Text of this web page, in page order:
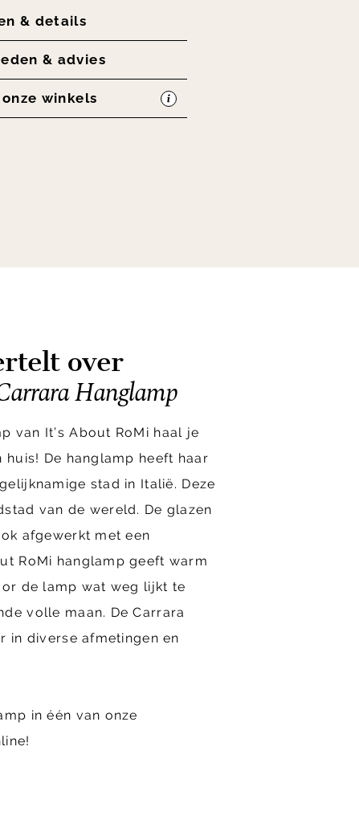
& details
& advies
winkels
over
Hanglamp
van It’s About RoMi haal je
De hanglamp heeft haar
stad in Italië. Deze
van de wereld. De glazen
afgewerkt met een
RoMi hanglamp geeft warm
de lamp wat weg lijkt te
volle maan. De Carrara
in diverse afmetingen en
in één van onze